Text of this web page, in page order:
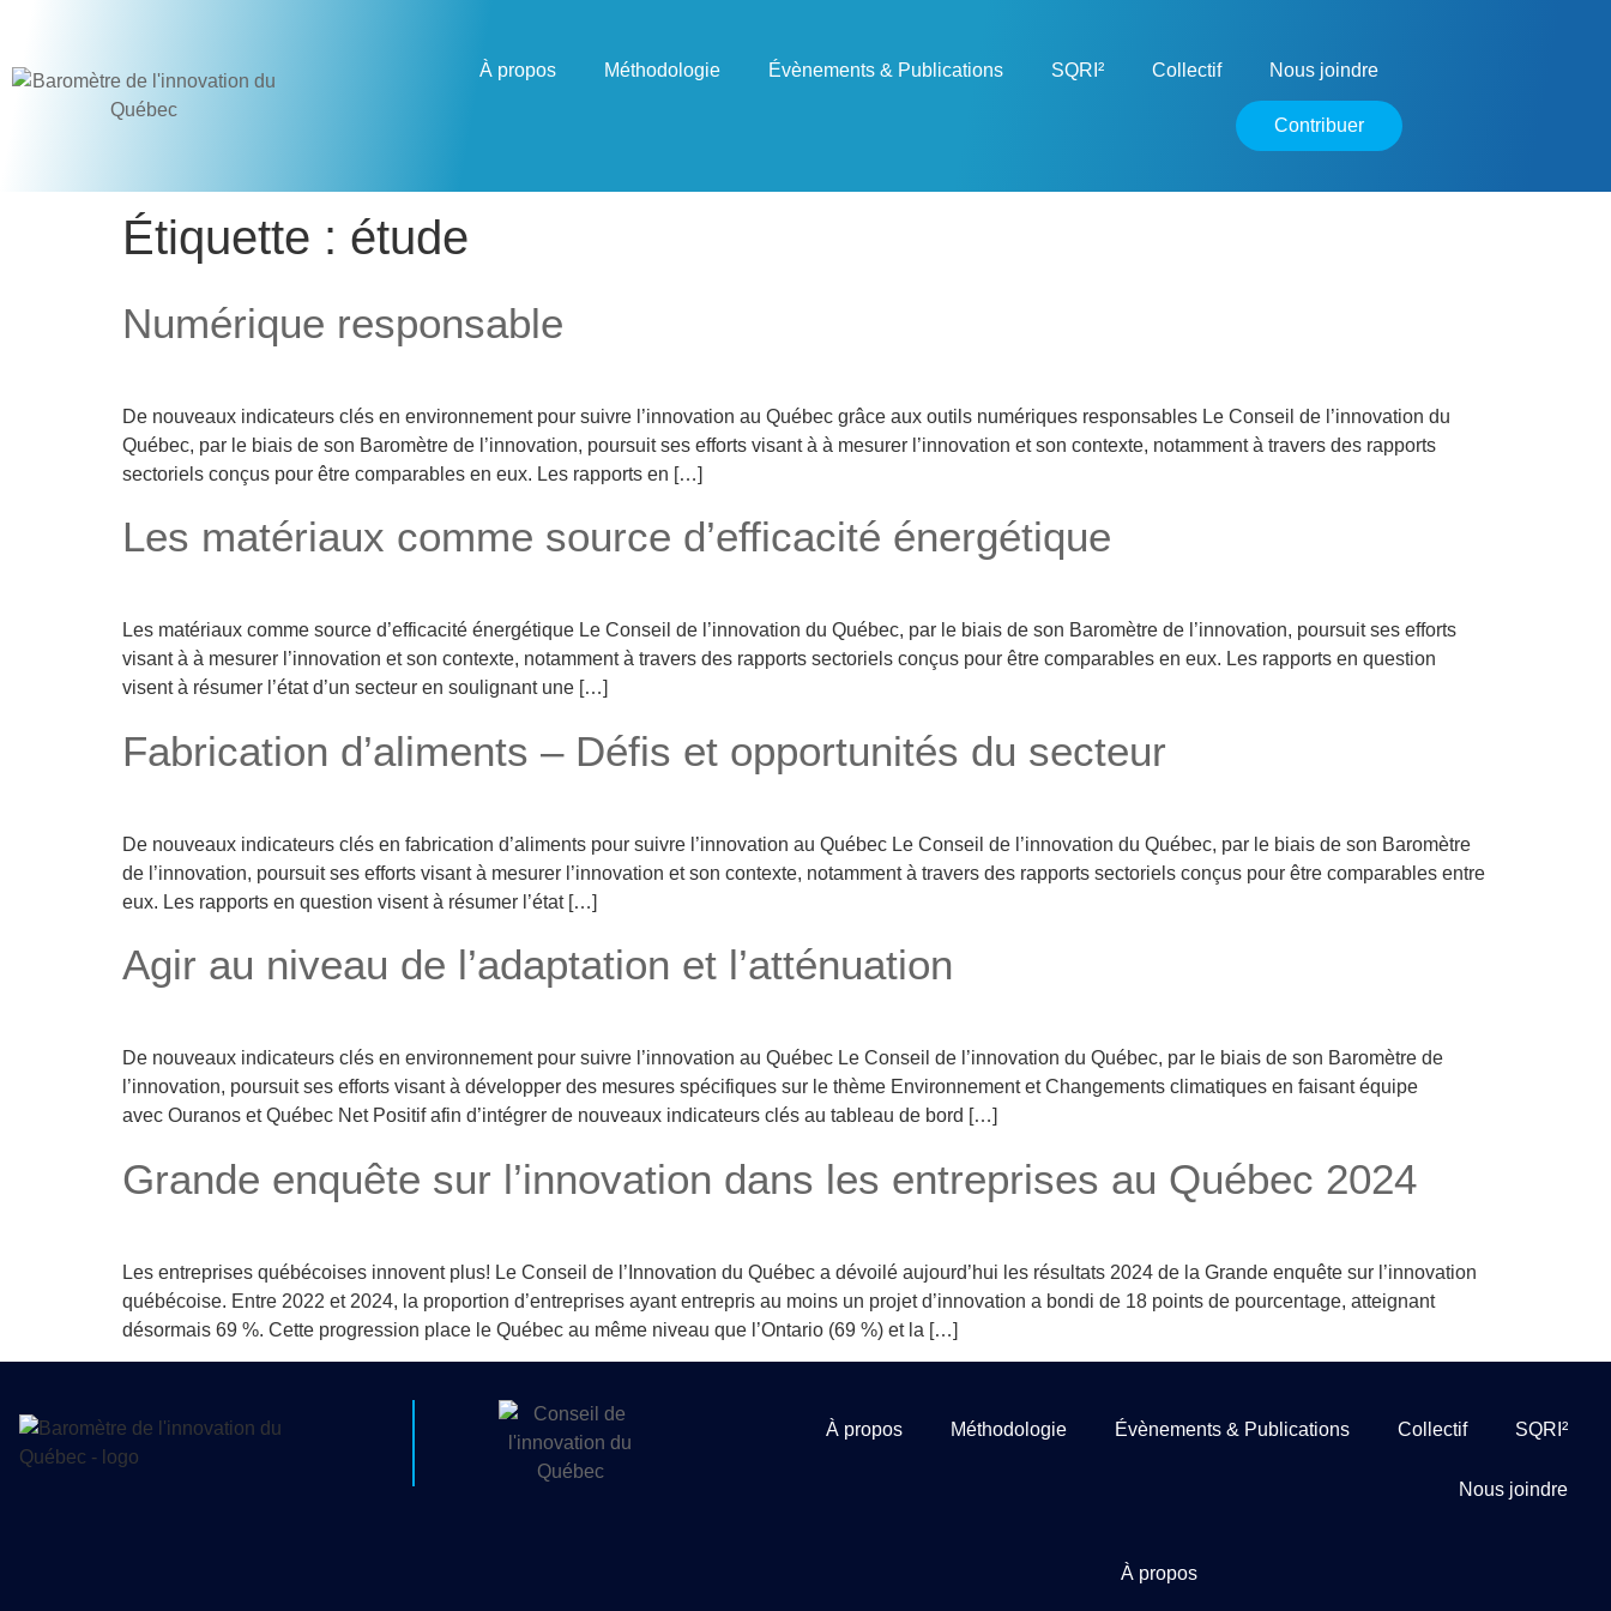
À propos Méthodologie Évènements & Publications SQRI² Collectif Nous joindre
Contribuer
Étiquette : étude
Numérique responsable
De nouveaux indicateurs clés en environnement pour suivre l’innovation au Québec grâce aux outils numériques responsables Le Conseil de l’innovation du
Québec, par le biais de son Baromètre de l’innovation, poursuit ses efforts visant à à mesurer l’innovation et son contexte, notamment à travers des rapports
sectoriels conçus pour être comparables en eux. Les rapports en […]
Les matériaux comme source d’efficacité énergétique
Les matériaux comme source d’efficacité énergétique Le Conseil de l’innovation du Québec, par le biais de son Baromètre de l’innovation, poursuit ses efforts
visant à à mesurer l’innovation et son contexte, notamment à travers des rapports sectoriels conçus pour être comparables en eux. Les rapports en question
visent à résumer l’état d’un secteur en soulignant une […]
Fabrication d’aliments – Défis et opportunités du secteur
De nouveaux indicateurs clés en fabrication d’aliments pour suivre l’innovation au Québec Le Conseil de l’innovation du Québec, par le biais de son Baromètre
de l’innovation, poursuit ses efforts visant à mesurer l’innovation et son contexte, notamment à travers des rapports sectoriels conçus pour être comparables entre
eux. Les rapports en question visent à résumer l’état […]
Agir au niveau de l’adaptation et l’atténuation
De nouveaux indicateurs clés en environnement pour suivre l’innovation au Québec Le Conseil de l’innovation du Québec, par le biais de son Baromètre de
l’innovation, poursuit ses efforts visant à développer des mesures spécifiques sur le thème Environnement et Changements climatiques en faisant équipe
avec Ouranos et Québec Net Positif afin d’intégrer de nouveaux indicateurs clés au tableau de bord […]
Grande enquête sur l’innovation dans les entreprises au Québec 2024
Les entreprises québécoises innovent plus! Le Conseil de l’Innovation du Québec a dévoilé aujourd’hui les résultats 2024 de la Grande enquête sur l’innovation
québécoise. Entre 2022 et 2024, la proportion d’entreprises ayant entrepris au moins un projet d’innovation a bondi de 18 points de pourcentage, atteignant
désormais 69 %. Cette progression place le Québec au même niveau que l’Ontario (69 %) et la […]
À propos Méthodologie Évènements & Publications Collectif SQRI²
Nous joindre
À propos